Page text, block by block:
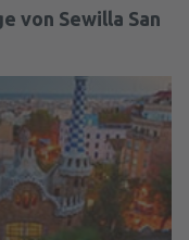
von Sewilla San